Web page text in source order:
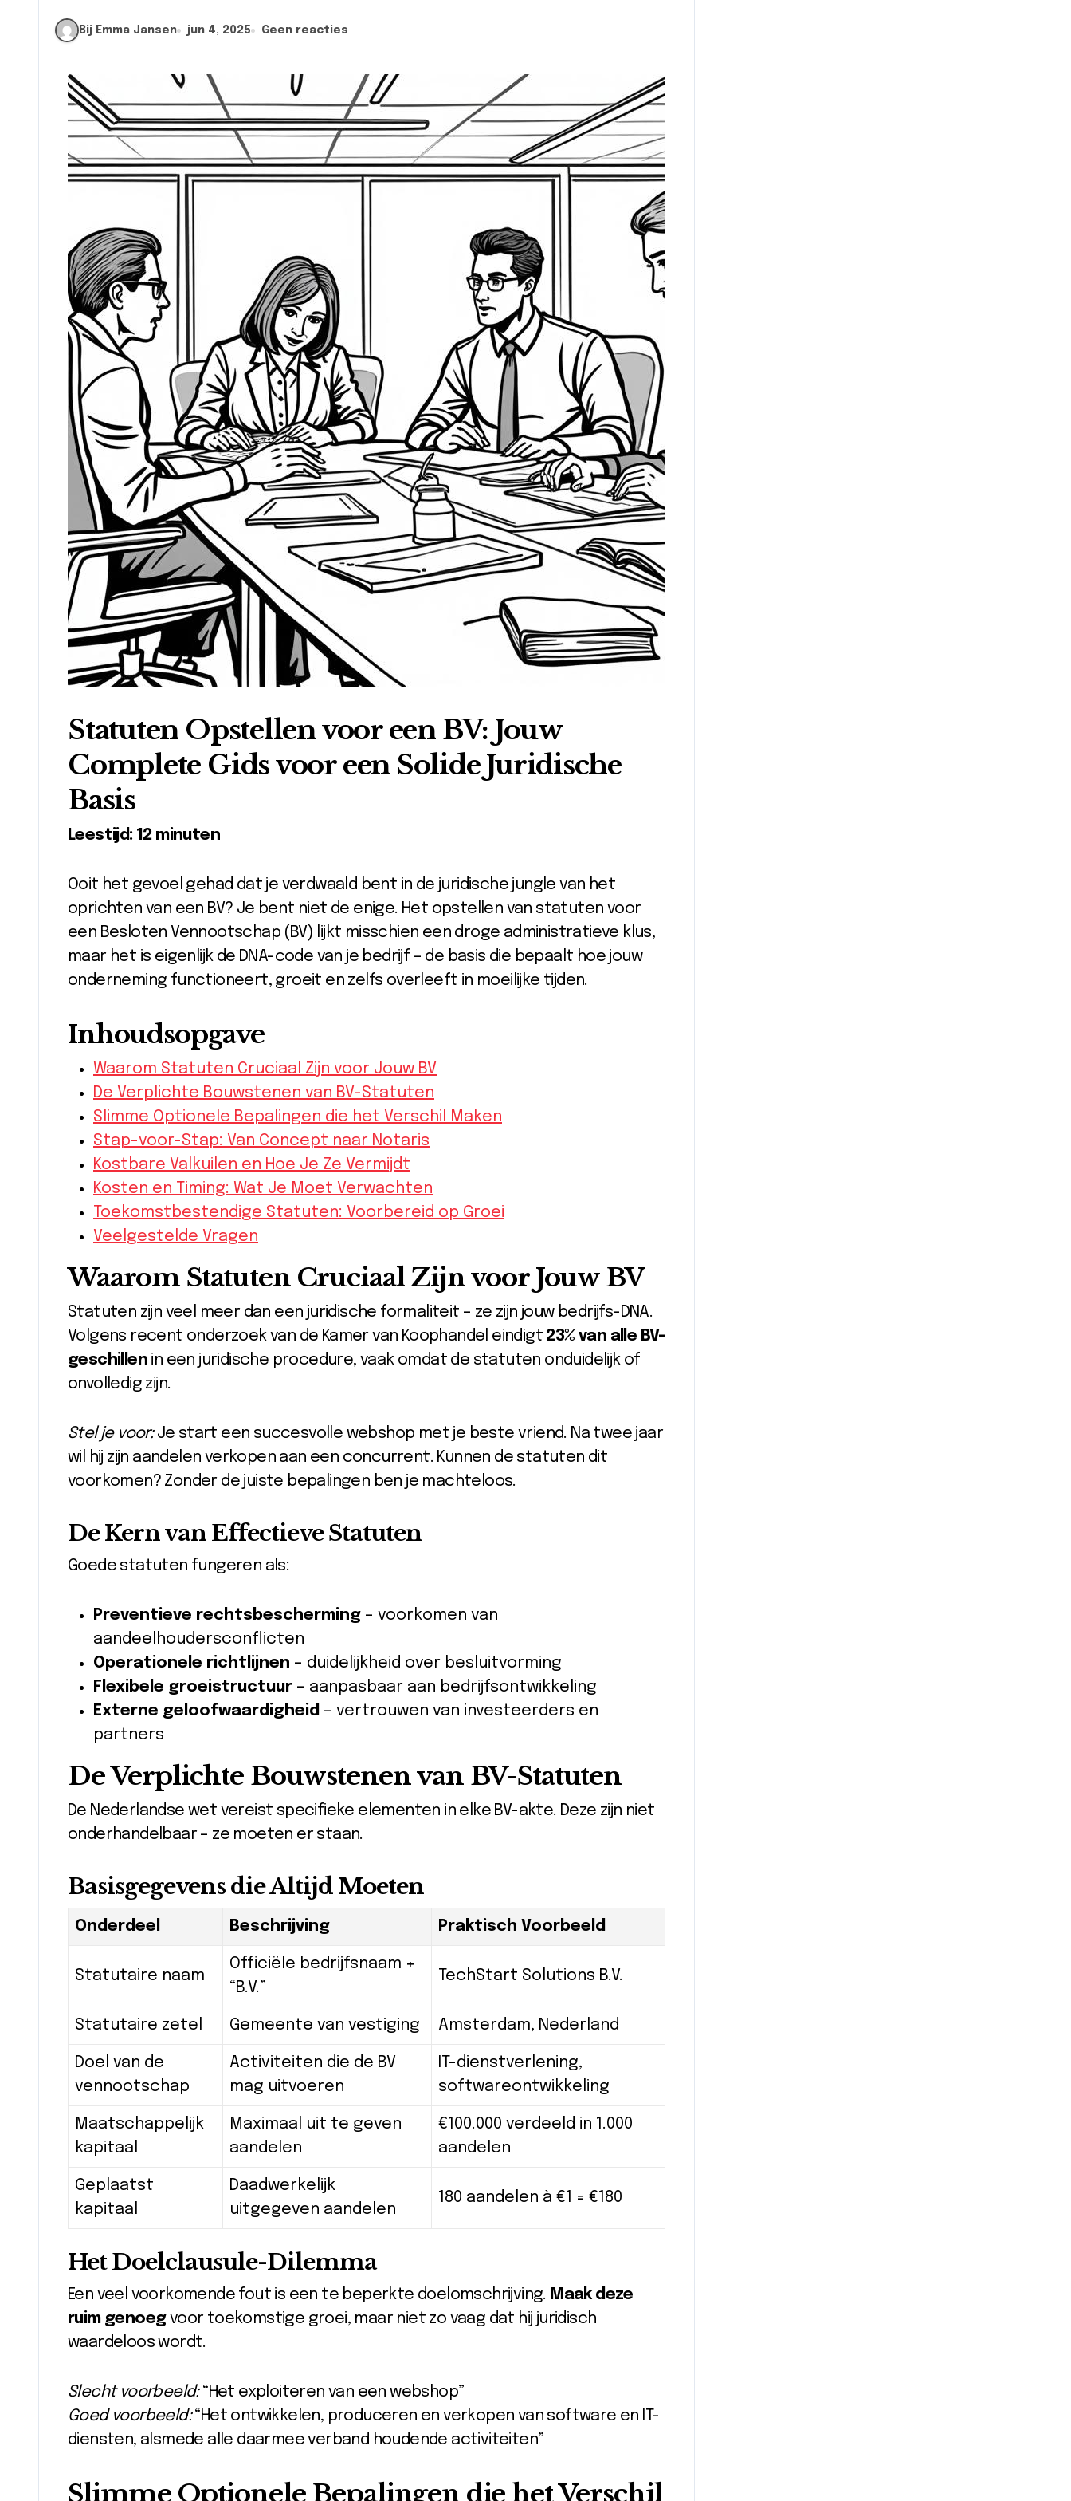
Bij Emma Jansen jun 4, 2025 Geen reacties
Statuten Opstellen voor een BV: Jouw
Complete Gids voor een Solide Juridische
Basis
Leestijd: 12 minuten
Ooit het gevoel gehad dat je verdwaald bent in de juridische jungle van het
oprichten van een BV? Je bent niet de enige. Het opstellen van statuten voor
een Besloten Vennootschap (BV) lijkt misschien een droge administratieve klus,
maar het is eigenlijk de DNA-code van je bedrijf – de basis die bepaalt hoe jouw
onderneming functioneert, groeit en zelfs overleeft in moeilijke tijden.
Inhoudsopgave
Waarom Statuten Cruciaal Zijn voor Jouw BV
De Verplichte Bouwstenen van BV-Statuten
Slimme Optionele Bepalingen die het Verschil Maken
Stap-voor-Stap: Van Concept naar Notaris
Kostbare Valkuilen en Hoe Je Ze Vermijdt
Kosten en Timing: Wat Je Moet Verwachten
Toekomstbestendige Statuten: Voorbereid op Groei
Veelgestelde Vragen
Waarom Statuten Cruciaal Zijn voor Jouw BV
Statuten zijn veel meer dan een juridische formaliteit – ze zijn jouw bedrijfs-DNA.
Volgens recent onderzoek van de Kamer van Koophandel eindigt 23% van alle BV-
geschillen in een juridische procedure, vaak omdat de statuten onduidelijk of
onvolledig zijn.
Stel je voor:Je start een succesvolle webshop met je beste vriend. Na twee jaar
wil hij zijn aandelen verkopen aan een concurrent. Kunnen de statuten dit
voorkomen? Zonder de juiste bepalingen ben je machteloos.
De Kern van Effectieve Statuten
Goede statuten fungeren als:
Preventieve rechtsbescherming – voorkomen van
aandeelhoudersconflicten
Operationele richtlijnen – duidelijkheid over besluitvorming
Flexibele groeistructuur – aanpasbaar aan bedrijfsontwikkeling
Externe geloofwaardigheid – vertrouwen van investeerders en
partners
De Verplichte Bouwstenen van BV-Statuten
De Nederlandse wet vereist specifieke elementen in elke BV-akte. Deze zijn niet
onderhandelbaar – ze moeten er staan.
Basisgegevens die Altijd Moeten
Onderdeel Beschrijving Praktisch Voorbeeld
Statutaire naam
Officiële bedrijfsnaam +
“B.V.”
TechStart Solutions B.V.
Statutaire zetel Gemeente van vestiging Amsterdam, Nederland
Doel van de
vennootschap
Activiteiten die de BV
mag uitvoeren
IT-dienstverlening,
softwareontwikkeling
Maatschappelijk
kapitaal
Maximaal uit te geven
aandelen
€100.000 verdeeld in 1.000
aandelen
Geplaatst
kapitaal
Daadwerkelijk
uitgegeven aandelen
180 aandelen à €1 = €180
Het Doelclausule-Dilemma
Een veel voorkomende fout is een te beperkte doelomschrijving. Maak deze
ruim genoegvoor toekomstige groei, maar niet zo vaag dat hij juridisch
waardeloos wordt.
Slecht voorbeeld:“Het exploiteren van een webshop”
Goed voorbeeld:“Het ontwikkelen, produceren en verkopen van software en IT-
diensten, alsmede alle daarmee verband houdende activiteiten”
Slimme Optionele Bepalingen die het Verschil